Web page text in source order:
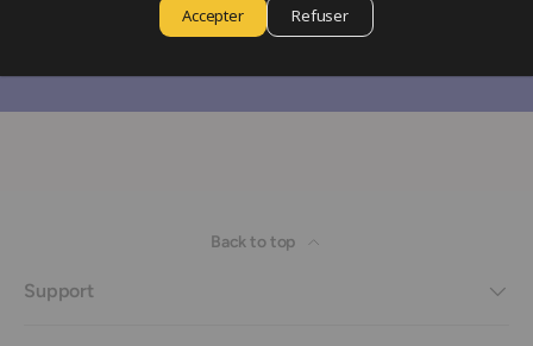
Back to top
Support
Accepter Refuser